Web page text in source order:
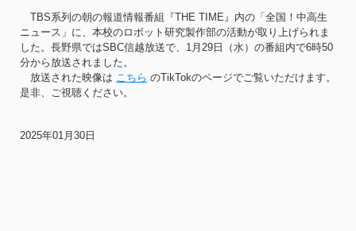
TBS系列の朝の報道情報番組『THE TIME』内の「全国！中高生
ニュース」に、本校のロボット研究製作部の活動が取り上げられま
した。長野県ではSBC信越放送で、1月29日（水）の番組内で6時50
分から放送されました。
放送された映像は こちら のTikTokのページでご覧いただけます。
是非、ご視聴ください。
2025年01月30日